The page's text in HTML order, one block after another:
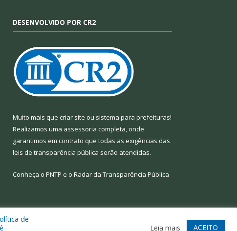
DESENVOLVIDO POR CR2
Muito mais que criar site ou sistema para prefeituras!
Realizamos uma assessoria completa, onde
garantimos em contrato que todas as exigências das
leis de transparência pública serão atendidas.
Conheça o PNTP e o Radar da Transparência Pública
Site Acessar Webmail
de
Leia mais ACEITO